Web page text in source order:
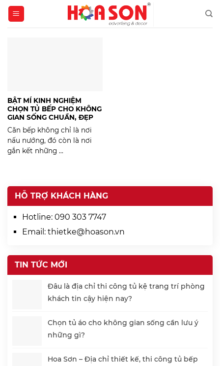
Skip
content
BẬT MÍ KINH NGHIỆM
CHỌN TỦ BẾP CHO KHÔNG
GIAN SỐNG CHUẨN, ĐẸP
Căn bếp không chỉ là nơi
nấu nướng, đó còn là nơi
gắn kết những ...
HỖ TRỢ KHÁCH HÀNG
Hotline: 090 303 7747
Email: thietke@hoason.vn
TIN TỨC MỚI
Đâu là địa chỉ thi công tủ kệ trang trí phòng
khách tin cậy hiện nay?
Chọn tủ áo cho không gian sống cần lưu ý
những gì?
Hoa Sơn – Địa chỉ thiết kế, thi công tủ bếp